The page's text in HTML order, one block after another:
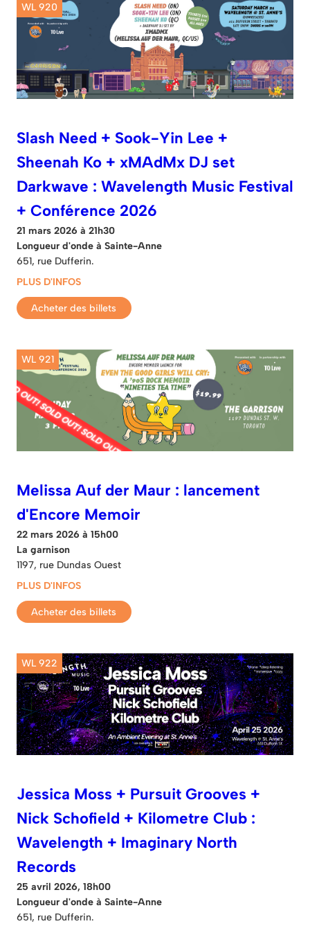
WL 920
Slash Need + Sook-Yin Lee +
Sheenah Ko + xMAdMx DJ set
Darkwave : Wavelength Music Festival
+ Conférence 2026
21 mars 2026 à 21h30
Longueur d'onde à Sainte-Anne
651, rue Dufferin.
PLUS D'INFOS
Acheter des billets
WL 921
Melissa Auf der Maur : lancement
d'Encore Memoir
22 mars 2026 à 15h00
La garnison
1197, rue Dundas Ouest
PLUS D'INFOS
Acheter des billets
WL 922
Jessica Moss + Pursuit Grooves +
Nick Schofield + Kilometre Club :
Wavelength + Imaginary North
Records
25 avril 2026, 18h00
Longueur d'onde à Sainte-Anne
651, rue Dufferin.